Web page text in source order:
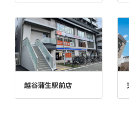
越谷蒲生駅前店